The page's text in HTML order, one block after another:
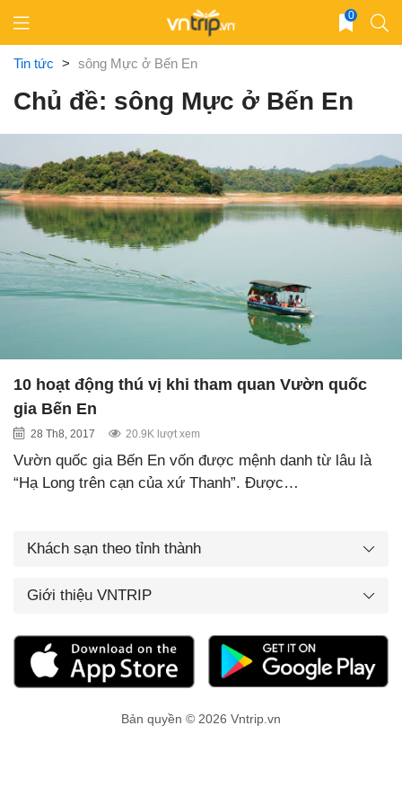
content
0
Tin tức > sông Mực ở Bến En
Chủ đề: sông Mực ở Bến En
10 hoạt động thú vị khi tham quan Vườn quốc
gia Bến En
28 Th8, 2017 20.9K lượt xem
Vườn quốc gia Bến En vốn được mệnh danh từ lâu là
“Hạ Long trên cạn của xứ Thanh”. Được…
Khách sạn theo tỉnh thành
Giới thiệu VNTRIP
Bản quyền © 2026 Vntrip.vn